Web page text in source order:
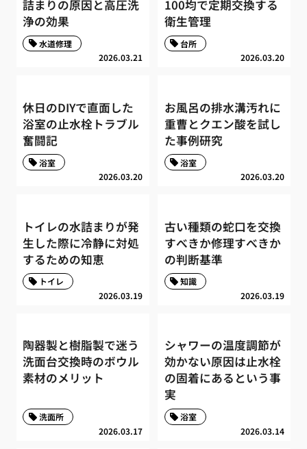
詰まりの原因と高圧洗
浄の効果
2026.03.21
水道修理
100均で定期交換する
衛生管理
2026.03.20
台所
休日のDIYで直面した
浴室の止水栓トラブル
奮闘記
2026.03.20
浴室
お風呂の排水溝汚れに
重曹とクエン酸を試し
た事例研究
2026.03.20
浴室
トイレの水詰まりが発
生した際に冷静に対処
するための知恵
2026.03.19
トイレ
古い種類の蛇口を交換
すべきか修理すべきか
の判断基準
2026.03.19
知識
陶器製と樹脂製で迷う
洗面台交換時のボウル
素材のメリット
2026.03.17
洗面所
シャワーの温度調節が
効かない原因は止水栓
の固着にあるという事
実
2026.03.14
浴室